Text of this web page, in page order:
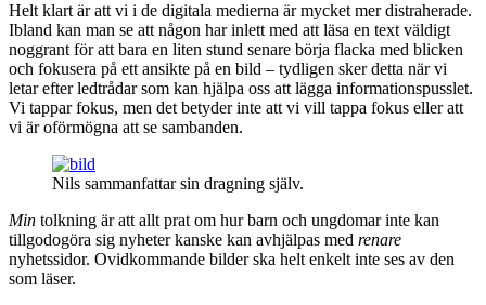
Helt klart är att vi i de digitala medierna är mycket mer distraherade.
Ibland kan man se att någon har inlett med att läsa en text väldigt
noggrant för att bara en liten stund senare börja flacka med blicken
och fokusera på ett ansikte på en bild – tydligen sker detta när vi
letar efter ledtrådar som kan hjälpa oss att lägga informationspusslet.
Vi tappar fokus, men det betyder inte att vi vill tappa fokus eller att
vi är oförmögna att se sambanden.
Nils sammanfattar sin dragning själv.
Min tolkning är att allt prat om hur barn och ungdomar inte kan
tillgodogöra sig nyheter kanske kan avhjälpas med renare
nyhetssidor. Ovidkommande bilder ska helt enkelt inte ses av den
som läser.